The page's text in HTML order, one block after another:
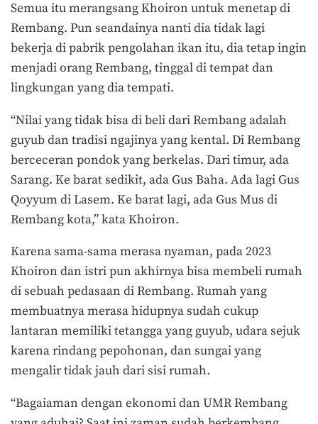
Semua itu merangsang Khoiron untuk menetap di
Rembang. Pun seandainya nanti dia tidak lagi
bekerja di pabrik pengolahan ikan itu, dia tetap ingin
menjadi orang Rembang, tinggal di tempat dan
lingkungan yang dia tempati.
“Nilai yang tidak bisa di beli dari Rembang adalah
guyub dan tradisi ngajinya yang kental. Di Rembang
berceceran pondok yang berkelas. Dari timur, ada
Sarang. Ke barat sedikit, ada Gus Baha. Ada lagi Gus
Qoyyum di Lasem. Ke barat lagi, ada Gus Mus di
Rembang kota,” kata Khoiron.
Karena sama-sama merasa nyaman, pada 2023
Khoiron dan istri pun akhirnya bisa membeli rumah
di sebuah pedasaan di Rembang. Rumah yang
membuatnya merasa hidupnya sudah cukup
lantaran memiliki tetangga yang guyub, udara sejuk
karena rindang pepohonan, dan sungai yang
mengalir tidak jauh dari sisi rumah.
“Bagaiaman dengan ekonomi dan UMR Rembang